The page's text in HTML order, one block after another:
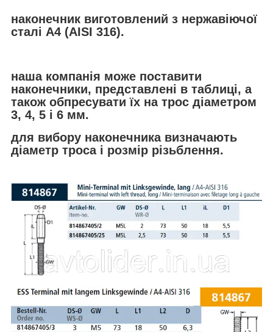
наконечник виготовлений з нержавіючої
сталі А4 (AISI 316).
наша компанія може поставити
наконечники, представлені в таблиці, а
також обпресувати їх на трос діаметром
3, 4, 5 і 6 мм.
для вибору наконечника визначають
діаметр троса і розмір різьблення.